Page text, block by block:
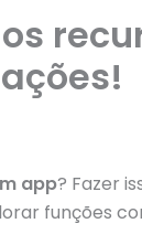
app? Fazer
funções